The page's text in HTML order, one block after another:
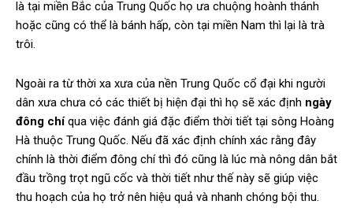
là tại miền Bắc của Trung Quốc họ ưa chuộng hoành thánh
hoặc cũng có thể là bánh hấp, còn tại miền Nam thì lại là trà
trôi.
Ngoài ra từ thời xa xưa của nền Trung Quốc cổ đại khi người
dân xưa chưa có các thiết bị hiện đại thì họ sẽ xác định ngày
đông chíqua việc đánh giá đặc điểm thời tiết tại sông Hoàng
Hà thuộc Trung Quốc. Nếu đã xác định chính xác rằng đây
chính là thời điểm đông chí thì đó cũng là lúc mà nông dân bắt
đầu trồng trọt ngũ cốc và thời tiết như thế này sẽ giúp việc
thu hoạch của họ trở nên hiệu quả và nhanh chóng bội thu.